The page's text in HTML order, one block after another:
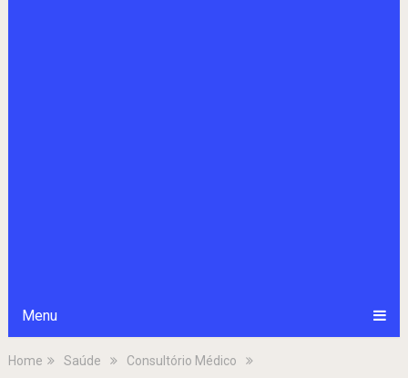
Menu
Home Saúde
Consultório Médico